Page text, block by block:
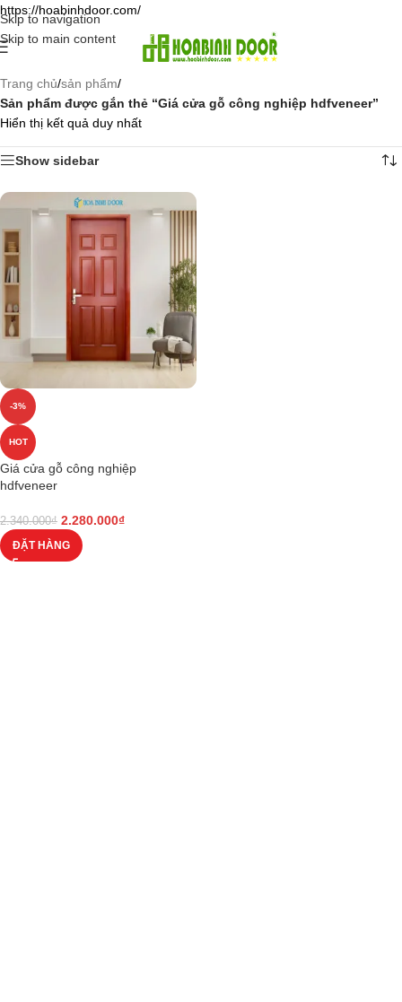
https://hoabinhdoor.com/
Skip to navigation
Skip to main content
Trang chủ/sản phẩm/
Sản phẩm được gắn thẻ “Giá cửa gỗ công nghiệp hdfveneer”
Hiển thị kết quả duy nhất
Show sidebar
-3%
HOT
Giá cửa gỗ công nghiệp
hdfveneer
2.340.000₫ 2.280.000₫
ĐẶT HÀNG